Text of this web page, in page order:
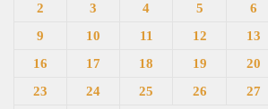
2
3 4 5 6
9
10 11 12 13
16
17 18 19 20
23
24 25 26 27